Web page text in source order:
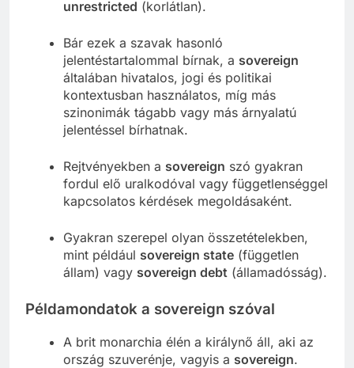
unrestricted (korlátlan).
Bár ezek a szavak hasonló
jelentéstartalommal bírnak, a sovereign
általában hivatalos, jogi és politikai
kontextusban használatos, míg más
szinonimák tágabb vagy más árnyalatú
jelentéssel bírhatnak.
Rejtvényekben a sovereign szó gyakran
fordul elő uralkodóval vagy függetlenséggel
kapcsolatos kérdések megoldásaként.
Gyakran szerepel olyan összetételekben,
mint például sovereign state (független
állam) vagy sovereign debt (államadósság).
Példamondatok a sovereign szóval
A brit monarchia élén a királynő áll, aki az
ország szuverénje, vagyis a sovereign.